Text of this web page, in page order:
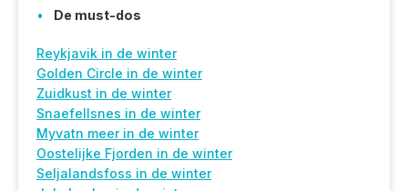
De must-dos
Reykjavik in de winter
Golden Circle in de winter
Zuidkust in de winter
Snaefellsnes in de winter
Myvatn meer in de winter
Oostelijke Fjorden in de winter
Seljalandsfoss in de winter